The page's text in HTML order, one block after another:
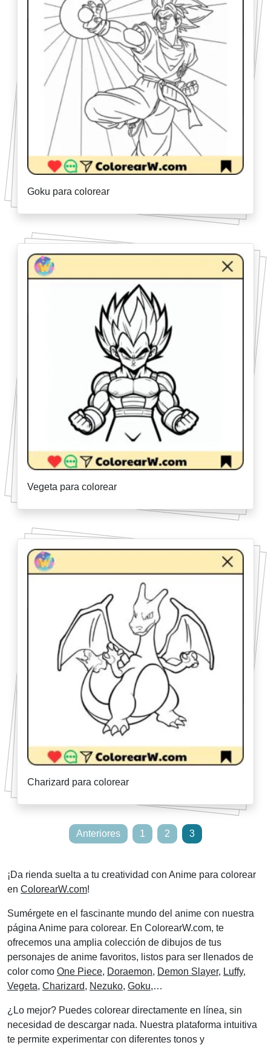
Goku para colorear
Vegeta para colorear
Charizard para colorear
Paginación
entradas
Anteriores 1 2 3
¡Da rienda suelta a tu creatividad con Anime para colorear
en ColorearW.com!
Sumérgete en el fascinante mundo del anime con nuestra
página Anime para colorear. En ColorearW.com, te
ofrecemos una amplia colección de dibujos de tus
personajes de anime favoritos, listos para ser llenados de
color como One Piece, Doraemon, Demon Slayer, Luffy,
Vegeta, Charizard, Nezuko, Goku,…
¿Lo mejor? Puedes colorear directamente en línea, sin
necesidad de descargar nada. Nuestra plataforma intuitiva
te permite experimentar con diferentes tonos y